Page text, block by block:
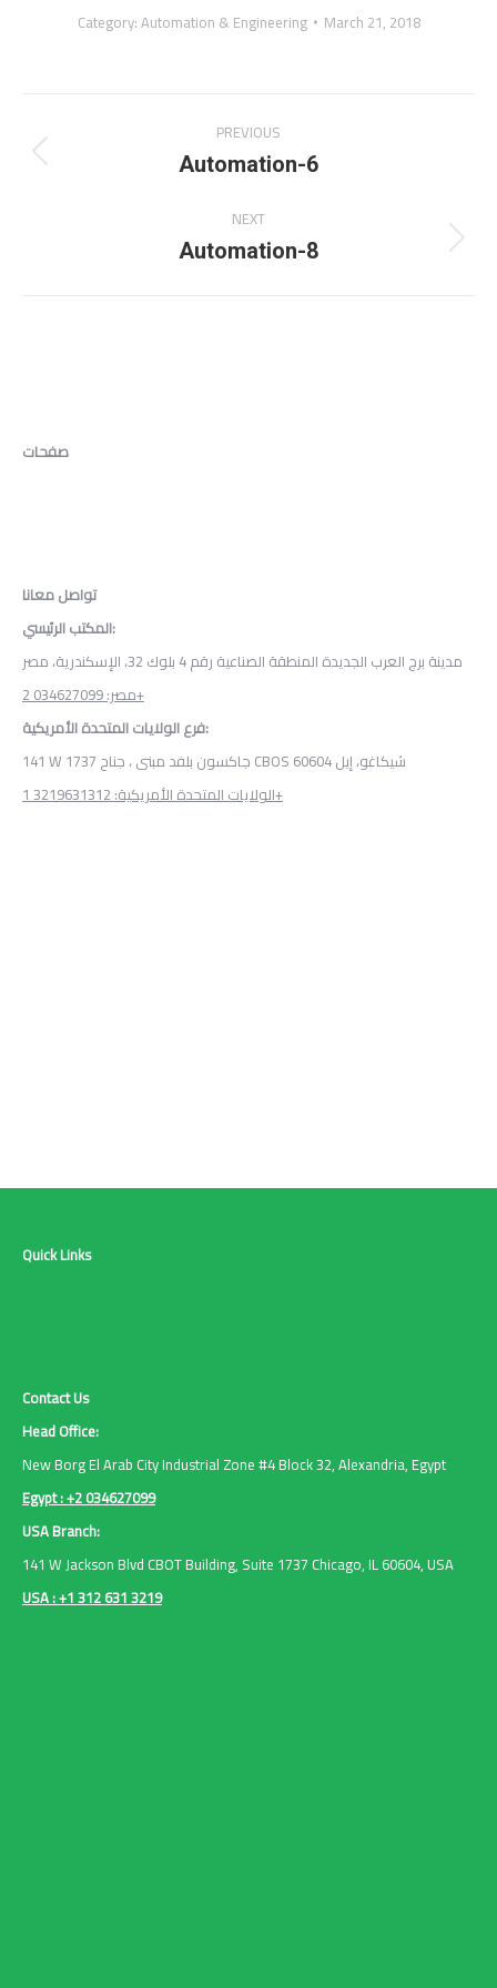
Category:Automation & Engineering March 21, 2018
navigation
PREVIOUS
Previous
Automation-6
NEXT
Next
Automation-8
صفحات
تواصل معانا
المكتب الرئيسي:
مدينة برج العرب الجديدة المنطقة الصناعية رقم 4 بلوك 32، الإسكندرية، مصر
مصر: 034627099 2+
فرع الولايات المتحدة الأمريكية:
141 W جاكسون بلفد مبنى ، جناح 1737 CBOS شيكاغو، إيل 60604
الولايات المتحدة الأمريكية: 3219631312 1+
Quick Links
Contact Us
Head Office:
New Borg El Arab City Industrial Zone #4 Block 32, Alexandria, Egypt
Egypt : +2 034627099
USA Branch:
141 W Jackson Blvd CBOT Building, Suite 1737 Chicago, IL 60604, USA
USA : +1 312 631 3219